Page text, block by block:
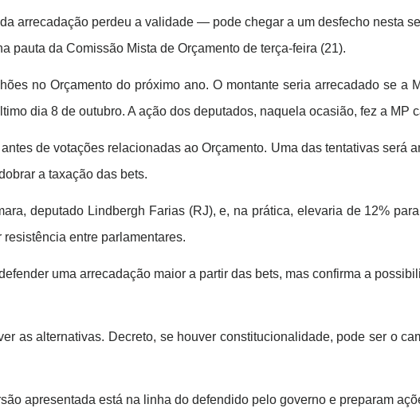
arrecadação perdeu a validade — pode chegar a um desfecho nesta
pauta da Comissão Mista de Orçamento de terça-feira (21).
no Orçamento do próximo ano. O montante seria arrecadado se a
dia 8 de outubro. A ação dos deputados, naquela ocasião, fez a MP
de votações relacionadas ao Orçamento. Uma das tentativas será
a taxação das bets.
deputado Lindbergh Farias (RJ), e, na prática, elevaria de 12%
entre parlamentares.
uma arrecadação maior a partir das bets, mas confirma a
as alternativas. Decreto, se houver constitucionalidade, pode ser o
apresentada está na linha do defendido pelo governo e preparam